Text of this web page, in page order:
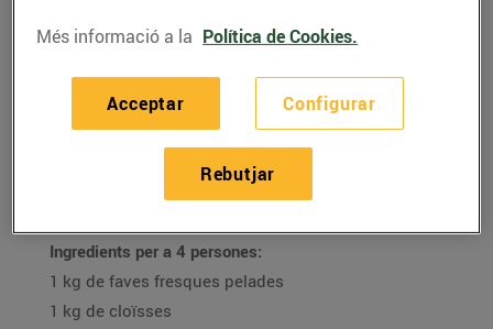
Faves amb cloïsses i
Ingredients per a 4 persones:
1 kg de faves fresques pelades
1 kg de cloïsses
Més informació a la Política de Cookies.
Configurar
Rebutjar
Acceptar